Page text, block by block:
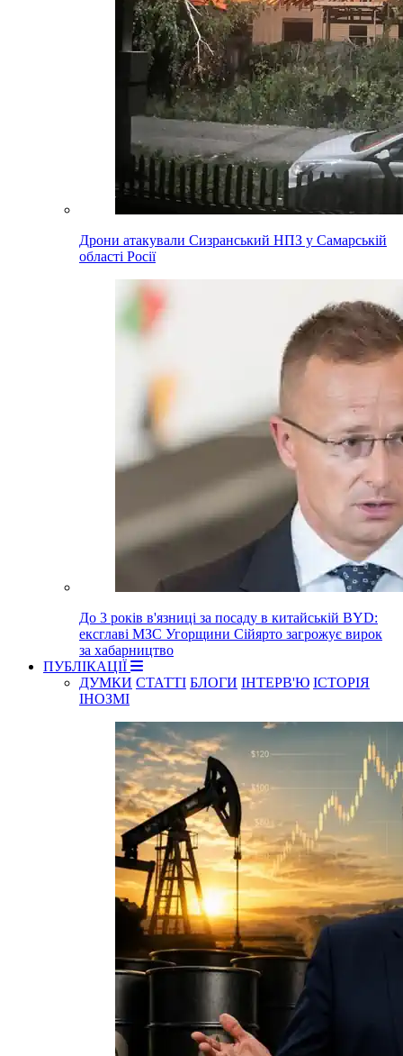
Дрони атакували Сизранський НПЗ у Самарській
області Росії
До 3 років в'язниці за посаду в китайській BYD:
ексглаві МЗС Угорщини Сійярто загрожує вирок
за хабарництво
ПУБЛІКАЦІЇ
ДУМКИ СТАТТІ БЛОГИ ІНТЕРВ'Ю ІСТОРІЯ
ІНОЗМІ